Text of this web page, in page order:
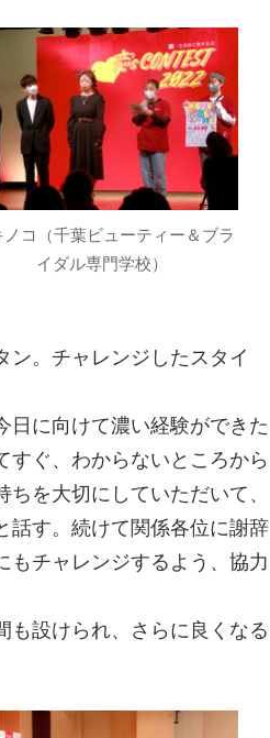
ノコ（千葉ビューティー＆ブラ
イダル専門学校）
。チャレンジしたスタイ
に向けて濃い経験ができた
ぐ、わからないところから
を大切にしていただいて、
話す。続けて関係各位に謝辞
もチャレンジするよう、協力
も設けられ、さらに良くなる